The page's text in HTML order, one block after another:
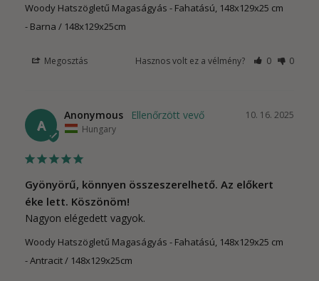
Woody Hatszögletű Magaságyás - Fahatású, 148x129x25 cm
Barna / 148x129x25cm
Megosztás Hasznos volt ez a vélmény? 0 0
A
10. 16. 2025
Anonymous
Hungary
Gyönyörű, könnyen összeszerelhető. Az előkert
éke lett. Köszönöm!
Nagyon elégedett vagyok.
Woody Hatszögletű Magaságyás - Fahatású, 148x129x25 cm
Antracit / 148x129x25cm